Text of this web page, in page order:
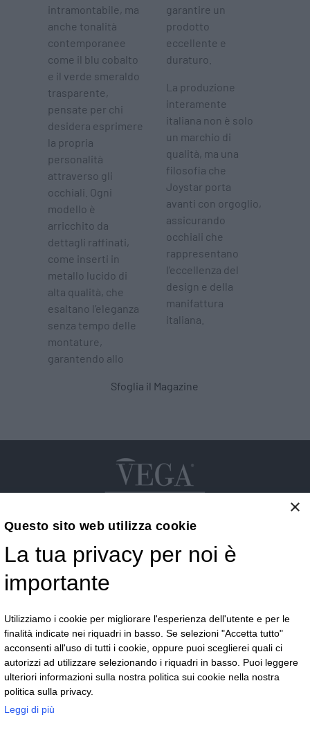
intramontabile, ma
anche tonalità
contemporanee
come il blu cobalto
e il verde smeraldo
trasparente,
pensate per chi
desidera esprimere
la propria
personalità
attraverso gli
occhiali. Ogni
modello è
arricchito da
dettagli raffinati,
come inserti in
metallo lucido di
alta qualità, che
esaltano l’eleganza
senza tempo delle
montature,
garantendo allo
garantire un
prodotto
eccellente e
duraturo.
La produzione
interamente
italiana non è solo
un marchio di
qualità, ma una
filosofia che
Joystar porta
avanti con orgoglio,
assicurando
occhiali che
rappresentano
l’eccellenza del
design e della
manifattura
italiana.
Sfoglia il Magazine
Vega S.r.l.
Via G.F.B. Riemann 3 - 28921 Verbania - VB
Email: commerciale@vegaoptic.it
Resta in contatto
×
Questo sito web utilizza cookie
La tua privacy per noi è
importante
Utilizziamo i cookie per migliorare l'esperienza dell'utente e per le
finalità indicate nei riquadri in basso. Se selezioni "Accetta tutto"
acconsenti all'uso di tutti i cookie, oppure puoi sceglierei quali ci
autorizzi ad utilizzare selezionando i riquadri in basso. Puoi leggere
ulteriori informazioni sulla nostra politica sui cookie nella nostra
politica sulla privacy.
Leggi di più